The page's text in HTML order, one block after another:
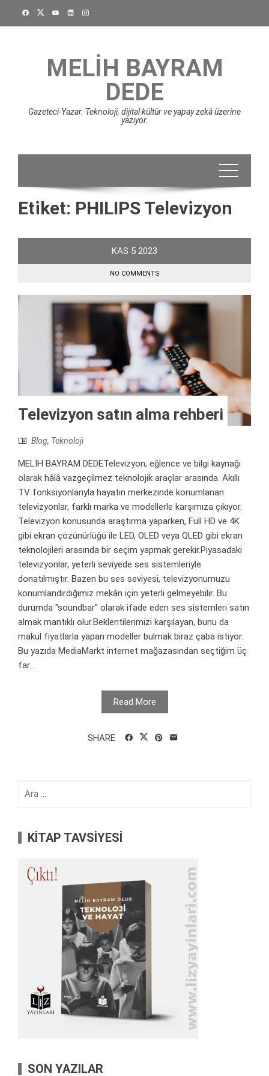
MELIH BAYRAM
DEDE
Gazeteci-Yazar. Teknoloji, dijital kültür ve yapay zekâ üzerine
yazıyor.
Etiket: PHILIPS Televizyon
KAS 5 2023
NO COMMENTS
Televizyon satın alma rehberi
Blog, Teknoloji
MELİH BAYRAM DEDETelevizyon, eğlence ve bilgi kaynağı
olarak hâlâ vazgeçilmez teknolojik araçlar arasında. Akıllı
TV fonksiyonlarıyla hayatın merkezinde konumlanan
televizyonlar, farklı marka ve modellerle karşımıza çıkıyor.
Televizyon konusunda araştırma yaparken, Full HD ve 4K
gibi ekran çözünürlüğü ile LED, OLED veya QLED gibi ekran
teknolojileri arasında bir seçim yapmak gerekir.Piyasadaki
televizyonlar, yeterli seviyede ses sistemleriyle
donatılmıştır. Bazen bu ses seviyesi, televizyonumuzu
konumlandırdığımız mekân için yeterli gelmeyebilir. Bu
durumda "soundbar" olarak ifade eden ses sistemleri satın
almak mantıklı olur.Beklentilerimizi karşılayan, bunu da
makul fiyatlarla yapan modeller bulmak biraz çaba istiyor.
Bu yazıda MediaMarkt internet mağazasından seçtiğim üç
far...
Read More
SHARE
KİTAP TAVSİYESİ
SON YAZILAR